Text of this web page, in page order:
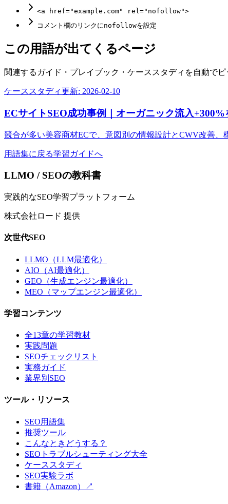
<a href="example.com" rel="nofollow">
コメント欄のリンクにnofollowを設定
この用語が出てくるページ
関連するガイド・プレイブック・ケーススタディを自動でピ
ケーススタディ更新: 2026-02-10
ECサイトSEO成功事例｜オーガニック流入
競合が多い美容商材ECで、意図別の情報設計とCWV改善、
用語集に戻る学習ガイドへ
LLMO / SEOの教科書
実践的なSEO学習プラットフォーム
株式会社ロード 提供
次世代SEO
LLMO（LLM最適化）
AIO（AI最適化）
GEO（生成エンジン最適化）
MEO（マップエンジン最適化）
学習コンテンツ
全13章の学習教材
実践問題
SEOチェックリスト
実務ガイド
業界別SEO
ツール・リソース
SEO用語集
推奨ツール
こんなときどうする？
SEOトラブルシューティング大全
ケーススタディ
SEO実験ラボ
書籍（Amazon）↗